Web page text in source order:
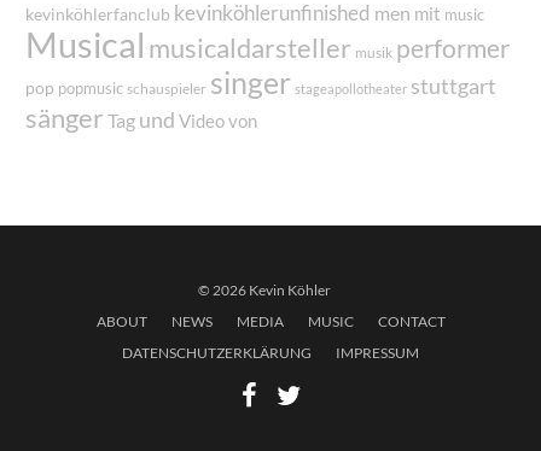
kevinköhlerfanclub kevinköhlerunfinished men mit music
Musical musicaldarsteller musik performer
pop popmusic schauspieler singer stageapollotheater stuttgart
sänger Tag und Video von
© 2026 Kevin Köhler
ABOUT
NEWS MEDIA MUSIC
CONTACT
DATENSCHUTZERKLÄRUNG
IMPRESSUM